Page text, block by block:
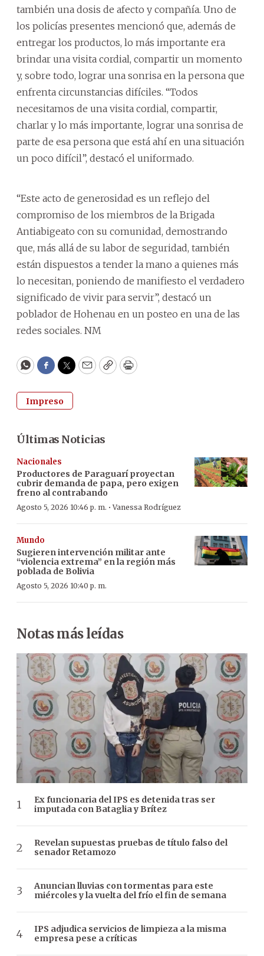
también una dosis de afecto y compañía. Uno de
los policías presentes mencionó que, además de
entregar los productos, lo más importante era
brindar una visita cordial, compartir un momento
y, sobre todo, lograr una sonrisa en la persona que
enfrenta circunstancias difíciles. “Todos
necesitamos de una visita cordial, compartir,
charlar y lo más importante, lograr una sonrisa de
parte de esa persona que está ahí en una situación
un poco difícil”, destacó el uniformado.
“Este acto de generosidad es un reflejo del
compromiso de los miembros de la Brigada
Antiabigeato con su comunidad, demostrando
que, más allá de su labor de seguridad, también
están dispuestos a tender la mano a quienes más
lo necesitan, poniendo de manifiesto el verdadero
significado de vivir para servir”, destacó un
poblador de Hohenau en un posteo en una de las
redes sociales. NM
WhatsApp
Facebook
Twitter
EmailCopyPrint
Impreso
Últimas Noticias
Nacionales
Productores de Paraguarí proyectan
cubrir demanda de papa, pero exigen
freno al contrabando
Agosto 5, 2026 10:46 p. m. ·Vanessa Rodríguez
Mundo
Sugieren intervención militar ante
“violencia extrema” en la región más
poblada de Bolivia
Agosto 5, 2026 10:40 p. m.
Notas más leídas
Ex funcionaria del IPS es detenida tras ser
imputada con Bataglia y Brítez
Revelan supuestas pruebas de título falso del
senador Retamozo
Anuncian lluvias con tormentas para este
miércoles y la vuelta del frío el fin de semana
IPS adjudica servicios de limpieza a la misma
empresa pese a críticas